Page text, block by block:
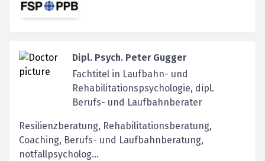
Dipl. Psych. Peter Gugger
Fachtitel in Laufbahn- und
Rehabilitationspsychologie, dipl.
Berufs- und Laufbahnberater
Resilienzberatung, Rehabilitationsberatung,
Coaching, Berufs- und Laufbahnberatung,
notfallpsycholog...